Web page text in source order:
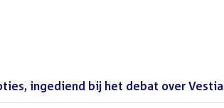
ingediend bij het debat over Vestia